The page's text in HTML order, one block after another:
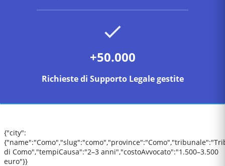
+50.000
Richieste di Supporto Legale gestite
{"city":
di Como","tempiCausa":"2–3 anni","costoAvvocato":"1.500–3.500
euro"}}